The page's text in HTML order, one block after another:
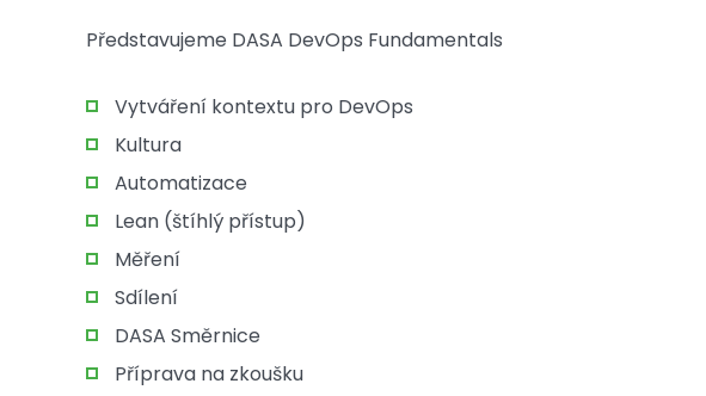
Představujeme DASA DevOps Fundamentals
Vytváření kontextu pro DevOps
Kultura
Automatizace
Lean (štíhlý přístup)
Měření
Sdílení
DASA Směrnice
Příprava na zkoušku